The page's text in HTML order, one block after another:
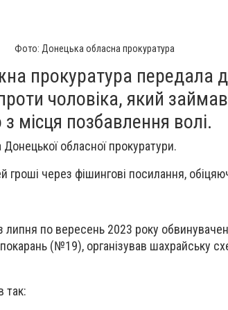
Фото: Донецька обласна прокуратура
прокуратура передала
чоловіка, який
місця позбавлення волі.
обласної прокуратури.
через фішингові посилання,
липня по вересень 2023 року
покарань (№19), організував шахрайську
так: